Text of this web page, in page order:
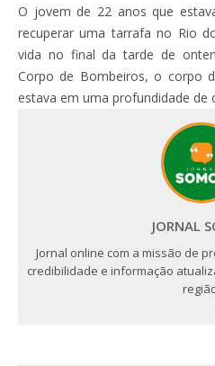
O jovem de 22 anos que
recuperar uma tarrafa no Rio
vida no final da tarde de
Corpo de Bombeiros, o corpo
estava em uma profundidade de
JORNAL
Jornal online com a missão de
credibilidade e informação